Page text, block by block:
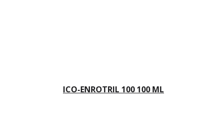
ICO-ENROTRIL 100 100 ML